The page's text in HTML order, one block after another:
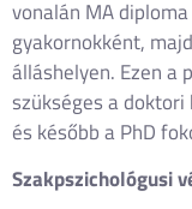
vonalán MA
gyakornokként,
álláshelyen. Ezen a
szükséges a
és később a PhD
Szakpszichológusi